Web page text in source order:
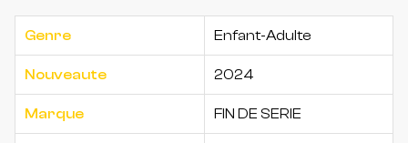
Genre Enfant-Adulte
Nouveaute 2024
Marque FIN DE SERIE